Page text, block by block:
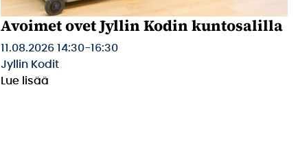
Avoimet ovet Jyllin Kodin kuntosalilla
11.08.2026 14:30-16:30
Jyllin Kodit
Lue lisää